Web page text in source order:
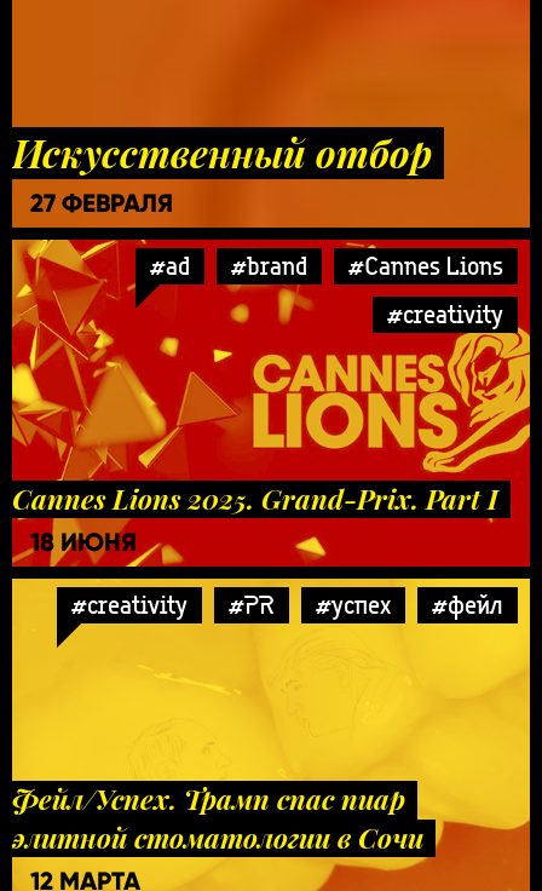
Искусственный отбор
27 ФЕВРАЛЯ
#ad #brand
#Cannes Lions
#creativity
Cannes Lions 2025. Grand-Prix. Part I
18 ИЮНЯ
#creativity #PR #успех #фейл
Фейл/Успех. Трамп спас пиар
элитной стоматологии в Сочи
12 МАРТА